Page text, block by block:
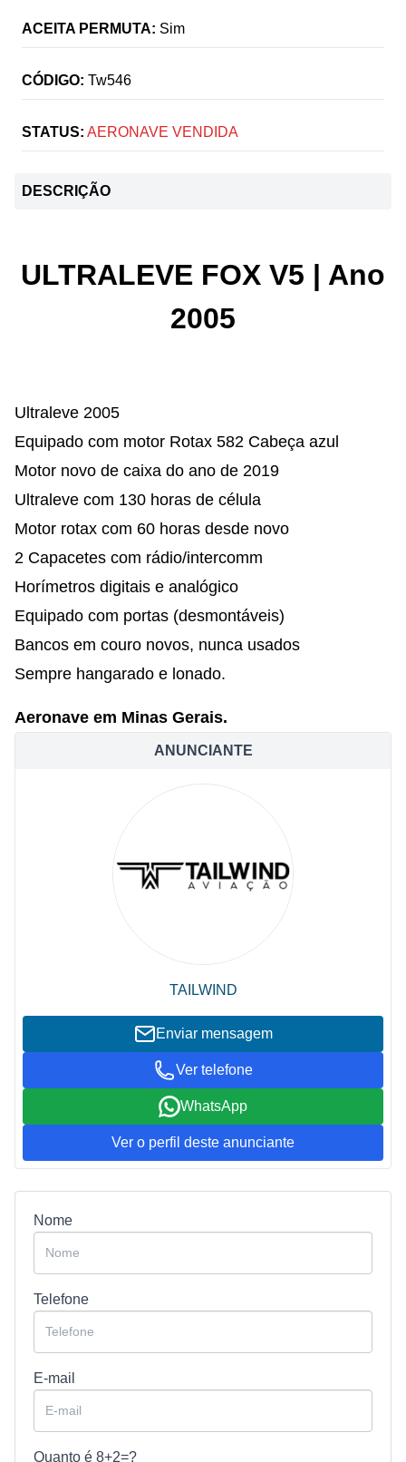
ACEITA PERMUTA: Sim
CÓDIGO: Tw546
STATUS: AERONAVE VENDIDA
DESCRIÇÃO
ULTRALEVE FOX V5 | Ano
2005
Ultraleve 2005
Equipado com motor Rotax 582 Cabeça azul
Motor novo de caixa do ano de 2019
Ultraleve com 130 horas de célula
Motor rotax com 60 horas desde novo
2 Capacetes com rádio/intercomm
Horímetros digitais e analógico
Equipado com portas (desmontáveis)
Bancos em couro novos, nunca usados
Sempre hangarado e lonado.
Aeronave em Minas Gerais.
ANUNCIANTE
TAILWIND
Enviar mensagem
Ver telefone
WhatsApp
Ver o perfil deste anunciante
Nome
Telefone
E-mail
Quanto é 8+2=?